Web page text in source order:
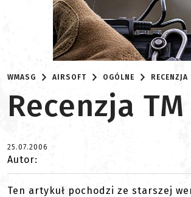
WMASG AIRSOFT OGÓLNE
Recenzja TM
25.07.2006
Autor:
Ten artykuł pochodzi ze starszej